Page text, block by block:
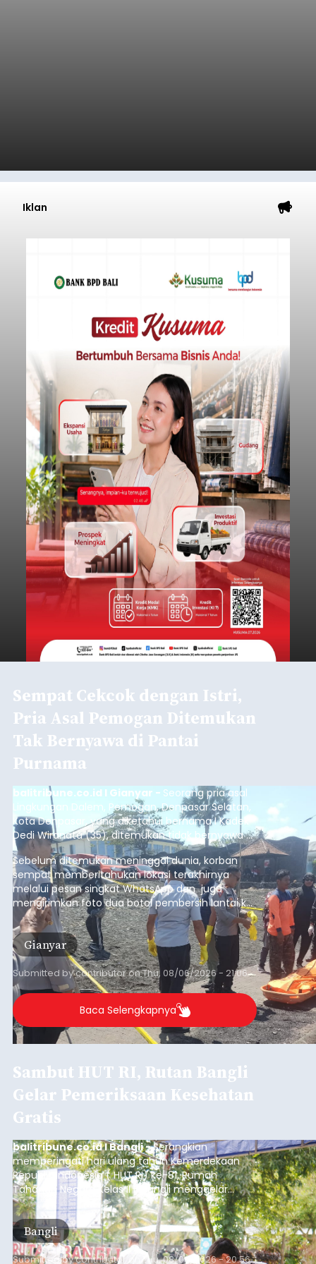
Iklan
Sempat Cekcok dengan Istri,
Pria Asal Pemogan Ditemukan
Tak Bernyawa di Pantai
Purnama
balitribune.co.id I Gianyar - Seorang pria asal
Lingkungan Dalem, Pemogan, Denpasar Selatan,
Kota Denpasar, yang diketahui bernama I Kadek
Dedi Wiranata (35), ditemukan tidak bernyawa di
pesisir Pantai Purnama, Sukawati.
Sebelum ditemukan meninggal dunia, korban
sempat memberitahukan lokasi terakhirnya
melalui pesan singkat WhatsApp dan juga
mengirimkan foto dua botol pembersih lantai ke
istrinya.
Gianyar
Submitted bycontributoronThu, 08/06/2026 - 21:06
Baca Selengkapnya
Sambut HUT RI, Rutan Bangli
Gelar Pemeriksaan Kesehatan
Gratis
balitribune.co.id I Bangli -Serangkian
memperingati hari ulang tahun Kemerdekaan
Republik Indonesia ( HUT RI) ke-81, Rumah
Tahanan Negara Kelas II B Bangli menggelar
kegiatan pemeriksaan kesehatan gratis, Rabu
(6/8/2026).
Bangli
Submitted bycontributor Thu, 08/06/2026 - 20:56